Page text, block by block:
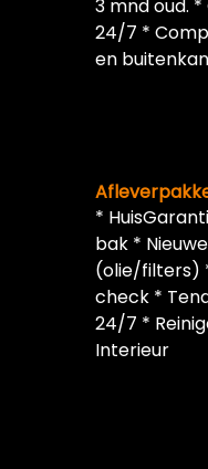
3 mnd oud.
24/7 *
en
*
bak *
(olie/filters)
check *
24/7 *
Interieur